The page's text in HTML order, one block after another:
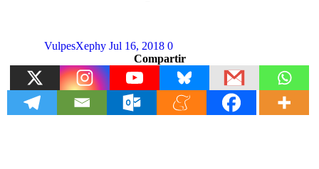
VulpesXephy Jul 16, 2018 0
Compartir